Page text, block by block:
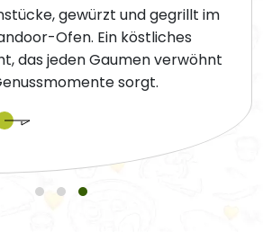
gewürzt und gegrillt im
Ofen. Ein köstliches
das jeden Gaumen verwöhnt
sorgt.